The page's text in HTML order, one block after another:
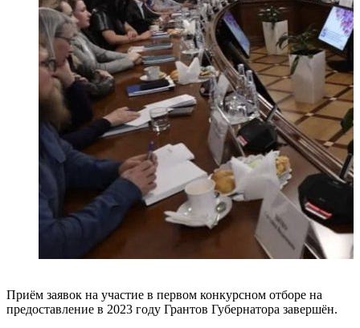
Приём заявок на участие в первом конкурсном отборе на
предоставление в 2023 году Грантов Губернатора завершён.